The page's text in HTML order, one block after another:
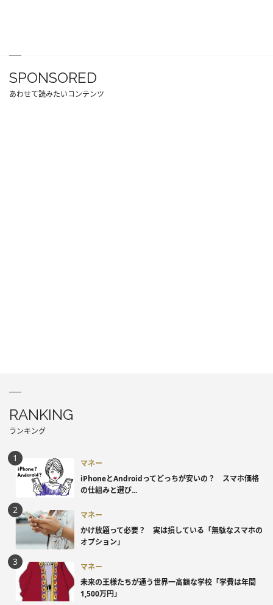
SPONSORED
あわせて読みたいコンテンツ
RANKING
ランキング
マネー
iPhoneとAndroidってどっちが安いの？ スマホ価格
の仕組みと選び...
マネー
かけ放題って必要？ 実は損している「無駄なスマホの
オプション」
マネー
未来の王様たちが通う世界一高額な学校「学費は年間
1,500万円」